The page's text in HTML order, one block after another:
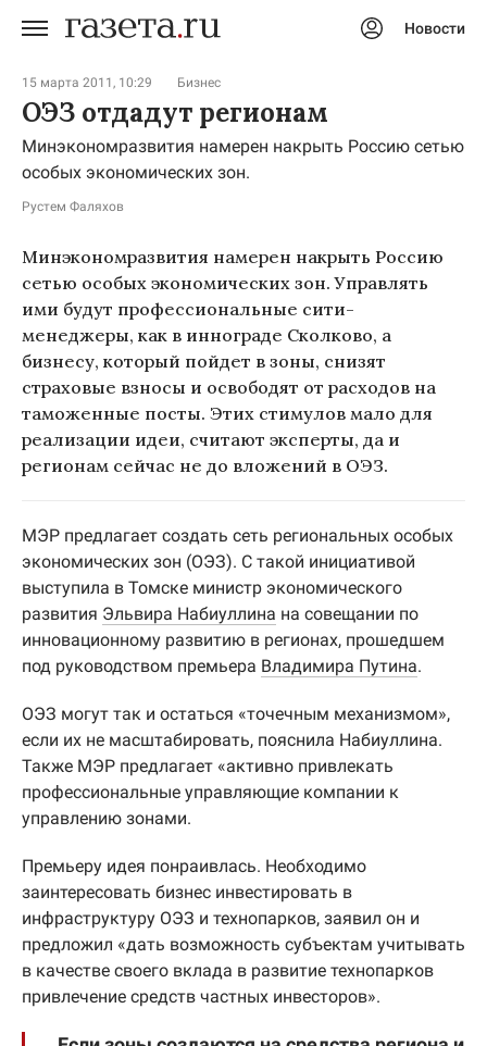
Новости
15 марта 2011, 10:29 Бизнес
ОЭЗ отдадут регионам
Минэкономразвития намерен накрыть Россию сетью
особых экономических зон.
Рустем Фаляхов
Минэкономразвития намерен накрыть Россию
сетью особых экономических зон. Управлять
ими будут профессиональные сити-
менеджеры, как в иннограде Сколково, а
бизнесу, который пойдет в зоны, снизят
страховые взносы и освободят от расходов на
таможенные посты. Этих стимулов мало для
реализации идеи, считают эксперты, да и
регионам сейчас не до вложений в ОЭЗ.
МЭР предлагает создать сеть региональных особых
экономических зон (ОЭЗ). С такой инициативой
выступила в Томске министр экономического
развития Эльвира Набиуллина на совещании по
инновационному развитию в регионах, прошедшем
под руководством премьера Владимира Путина.
ОЭЗ могут так и остаться «точечным механизмом»,
если их не масштабировать, пояснила Набиуллина.
Также МЭР предлагает «активно привлекать
профессиональные управляющие компании к
управлению зонами.
Премьеру идея понраивлась. Необходимо
заинтересовать бизнес инвестировать в
инфраструктуру ОЭЗ и технопарков, заявил он и
предложил «дать возможность субъектам учитывать
в качестве своего вклада в развитие технопарков
привлечение средств частных инвесторов».